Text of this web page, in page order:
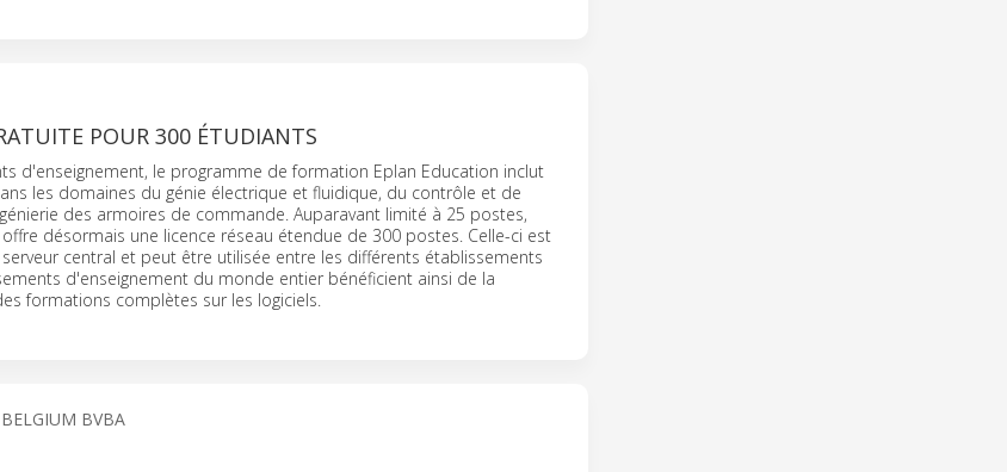
POUR 300 ÉTUDIANTS
d'enseignement, le programme de formation Eplan Education inclut
les domaines du génie électrique et fluidique, du contrôle et de
des armoires de commande. Auparavant limité à 25 postes,
désormais une licence réseau étendue de 300 postes. Celle-ci est
central et peut être utilisée entre les différents établissements
d'enseignement du monde entier bénéficient ainsi de la
formations complètes sur les logiciels.
BVBA